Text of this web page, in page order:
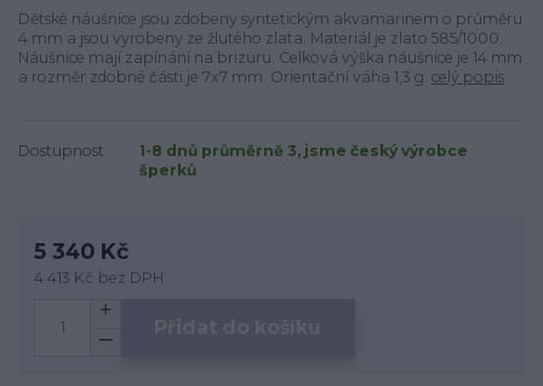
Dětské náušnice jsou zdobeny syntetickým akvamarinem o průměru
4 mm a jsou vyrobeny ze žlutého zlata. Materiál je zlato 585/1000.
Náušnice mají zapínání na brizuru. Celková výška náušnice je 14 mm
a rozměr zdobné části je 7x7 mm. Orientační váha 1,3 g. celý popis
Dostupnost
1-8 dnů průměrně 3, jsme český výrobce
šperků
5 340 Kč
4 413 Kč bez DPH